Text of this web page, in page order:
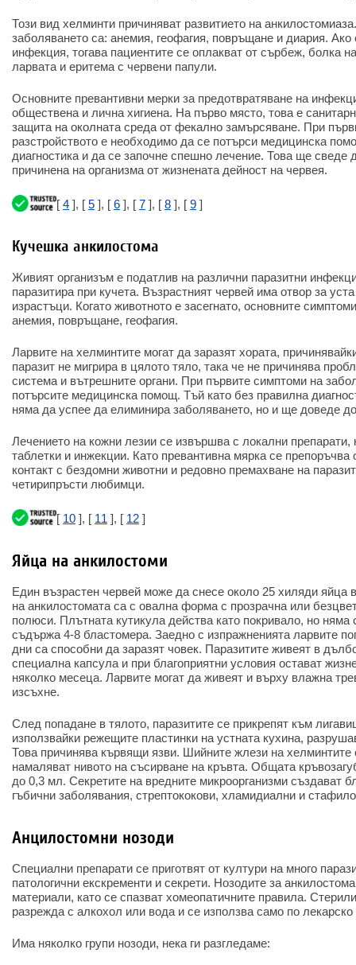
Този вид хелминти причиняват развитието на
заболяването са: анемия, геофагия, повръщане и диария. Ако
инфекция, тогава пациентите се оплакват от сърбеж, болка
ларвата и еритема с червени папули.
Основните превантивни мерки за предотвратяване на
обществена и лична хигиена. На първо място, това е
защита на околната среда от фекално замърсяване. При
разстройството е необходимо да се потърси медицинска
диагностика и да се започне спешно лечение. Това ще сведе
причинена на организма от жизнената дейност на червея.
[ 4 ], [ 5 ], [ 6 ], [ 7 ], [ 8 ], [ 9 ]
Кучешка анкилостома
Живият организъм е податлив на различни паразитни
паразитира при кучета. Възрастният червей има отвор за
израстъци. Когато животното е засегнато, основните
анемия, повръщане, геофагия.
Ларвите на хелминтите могат да заразят хората,
паразит не мигрира в цялото тяло, така че не причинява
система и вътрешните органи. При първите симптоми на
потърсите медицинска помощ. Тъй като без правилна
няма да успее да елиминира заболяването, но и ще доведе
Лечението на кожни лезии се извършва с локални препарати,
таблетки и инжекции. Като превантивна мярка се препоръчва
контакт с бездомни животни и редовно премахване на
четирипръсти любимци.
[ 10 ], [ 11 ], [ 12 ]
Яйца на анкилостоми
Един възрастен червей може да снесе около 25 хиляди яйца
на анкилостомата са с овална форма с прозрачна или
полюси. Плътната кутикула действа като покривало, но няма
съдържа 4-8 бластомера. Заедно с изпражненията ларвите
дни са способни да заразят човек. Паразитите живеят в
специална капсула и при благоприятни условия остават
няколко месеца. Ларвите могат да живеят и върху влажна
изсъхне.
След попадане в тялото, паразитите се прикрепят към
използвайки режещите пластинки на устната кухина,
Това причинява кървящи язви. Шийните жлези на хелминтите
намаляват нивото на съсирване на кръвта. Общата
до 0,3 мл. Секретите на вредните микроорганизми създават
гъбични заболявания, стрептококови, хламидиални и
Анцилостомни нозоди
Специални препарати се приготвят от култури на много
патологични екскременти и секрети. Нозодите за
материали, като се спазват хомеопатичните правила.
разрежда с алкохол или вода и се използва само по
Има няколко групи нозоди, нека ги разгледаме: